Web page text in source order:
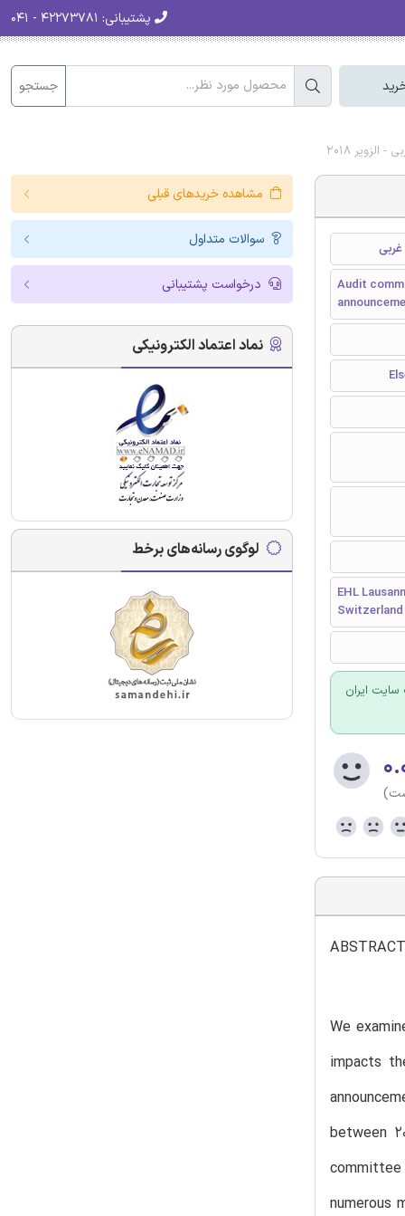
پشتیبانی:
جستجو
2018
Audit
EHL
ایران
ABSTRACT
We
impacts
between
numerous
مشاهده خریدهای قبلی
سوالات متداول
درخواست پشتیبانی
نماد اعتماد الکترونیکی
لوگوی رسانه‌های برخط